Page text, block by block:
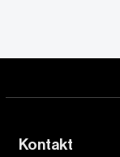
Kontakt